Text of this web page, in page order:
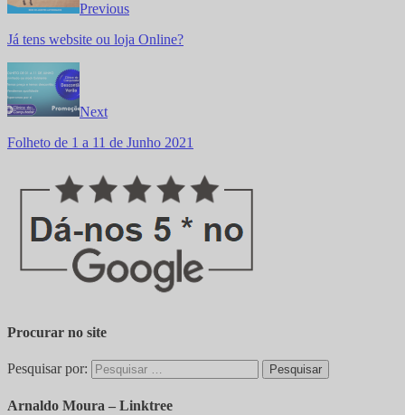
Previous
Já tens website ou loja Online?
Next
Folheto de 1 a 11 de Junho 2021
Procurar no site
Pesquisar por:
Arnaldo Moura – Linktree